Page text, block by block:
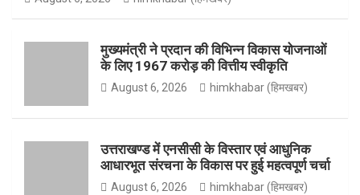
a
r
b
मुख्यमंत्री ने प्रदान की विभिन्न विकास योजनाओं
के लिए 1967 करोड़ की वित्तीय स्वीकृति
August 6, 2026 himkhabar (हिमखबर)
उत्तराखण्ड में एनसीसी के विस्तार एवं आधुनिक
आधारभूत संरचना के विकास पर हुई महत्वपूर्ण चर्चा
August 6, 2026 himkhabar (हिमखबर)